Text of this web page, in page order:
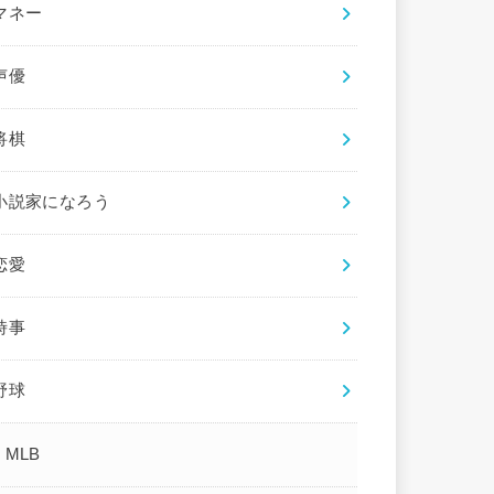
ネー
優
棋
説家になろう
愛
事
球
MLB